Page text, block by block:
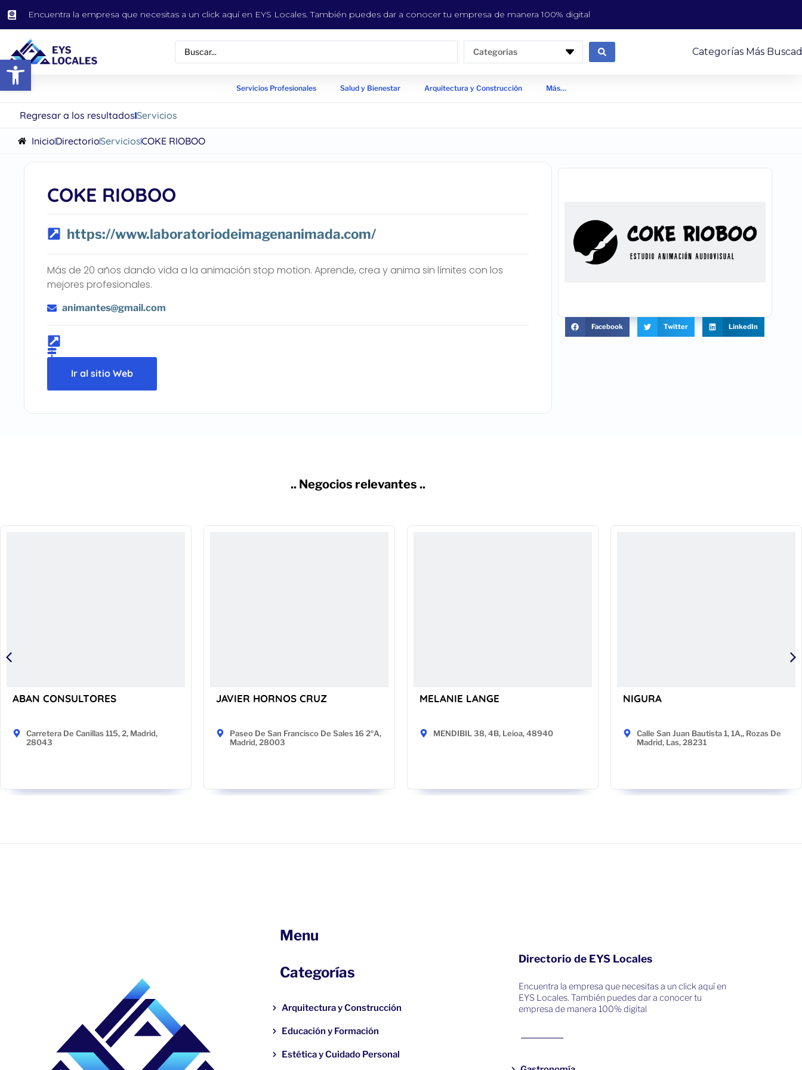
Abrir barra de herramientas
Encuentra la empresa que necesitas a un click aquí en EYS Locales. También puedes dar a conocer tu empresa de manera 100% digital
Categorías Categorías Más
Servicios Profesionales Salud y Bienestar Arquitectura y Construcción Más…
Regresar a los resultadosServicios
InicioDirectorioServiciosCOKE RIOBOO
COKE RIOBOO
https://www.laboratoriodeimagenanimada.com/
Más de 20 años dando vida a la animación stop motion. Aprende, crea y anima sin límites con los
mejores profesionales.
animantes@gmail.com
Ir al sitio Web
Facebook Twitter LinkedIn
.. Negocios relevantes ..
ABAN CONSULTORES
Carretera De Canillas 115, 2, Madrid,
28043
JAVIER HORNOS CRUZ
Paseo De San Francisco De Sales 16 2ºA,
Madrid, 28003
MELANIE LANGE
MENDIBIL 38, 4B, Leioa, 48940
NIGURA
Calle San Juan Bautista 1, 1A,, Rozas De
Madrid, Las, 28231
Menu
Categorías
Arquitectura y Construcción
Educación y Formación
Estética y Cuidado Personal
Directorio de EYS Locales
Encuentra la empresa que necesitas a un click aquí en
EYS Locales. También puedes dar a conocer tu
empresa de manera 100% digital